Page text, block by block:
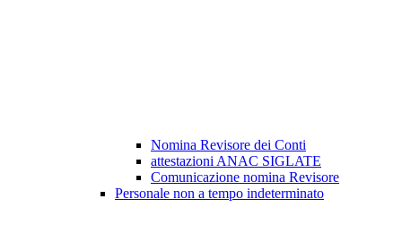
Nomina Revisore dei Conti
attestazioni ANAC SIGLATE
Comunicazione nomina Revisore
Personale non a tempo indeterminato